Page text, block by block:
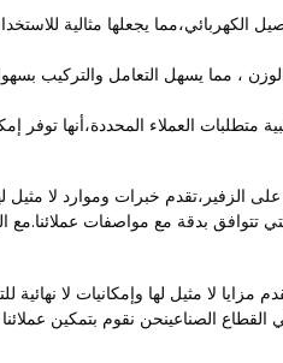
الكهربائي،مما يجعلها مثالية
، مما يسهل التعامل والتركيب
العملاء المحددة،أنها توفر
خبرات وموارد لا مثيل لها
تتوافق بدقة مع مواصفات
مزايا لا مثيل لها وإمكانيات لا
الصناعينحن نقوم بتمكين